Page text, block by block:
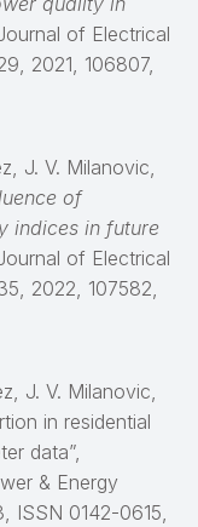
of Electrical
2021, 106807,
J. V. Milanovic,
of
indices in future
of Electrical
2022, 107582,
J. V. Milanovic,
in residential
data”,
& Energy
ISSN 0142-0615,